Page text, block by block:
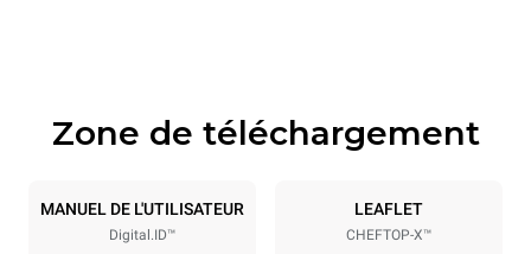
Caractéristiques de la plaque
6 GN 1/1
Espace entre les plaques
Zone de téléchargement
MANUEL DE L'UTILISATEUR
Digital.ID™
LEAFLET
CHEFTOP-X™